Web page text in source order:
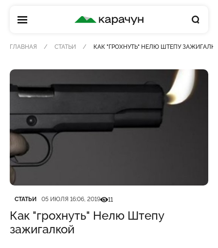
КАРАЧУН
ГЛАВНАЯ СТАТЬИ КАК "ГРОХНУТЬ" НЕЛЮ ШТЕПУ
Категория
СТАТЬИ
Дата публикации
05 ИЮЛЯ 16:06, 2019Кількість переглядів
11
Как "грохнуть" Нелю Штепу
зажигалкой